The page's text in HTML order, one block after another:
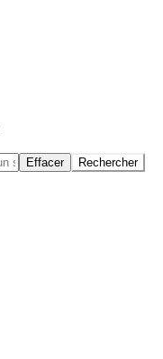
Effacer Rechercher